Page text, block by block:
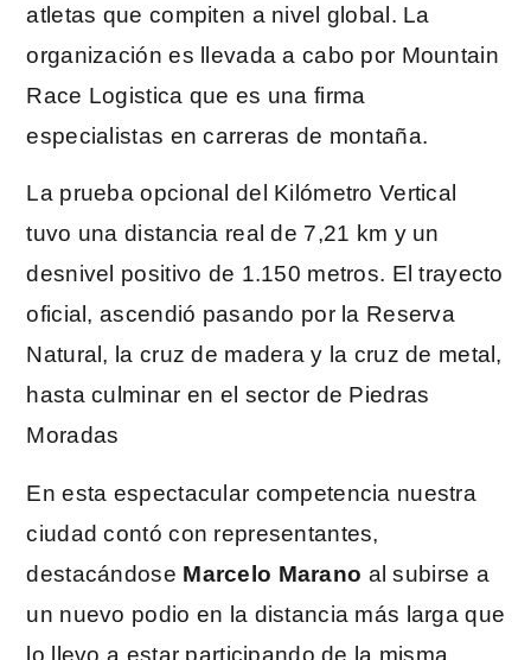
atletas que compiten a nivel global. La
organización es llevada a cabo por Mountain
Race Logistica que es una firma
especialistas en carreras de montaña.
La prueba opcional del Kilómetro Vertical
tuvo una distancia real de 7,21 km y un
desnivel positivo de 1.150 metros. El trayecto
oficial, ascendió pasando por la Reserva
Natural, la cruz de madera y la cruz de metal,
hasta culminar en el sector de Piedras
Moradas
En esta espectacular competencia nuestra
ciudad contó con representantes,
destacándose Marcelo Marano al subirse a
un nuevo podio en la distancia más larga que
lo llevo a estar participando de la misma